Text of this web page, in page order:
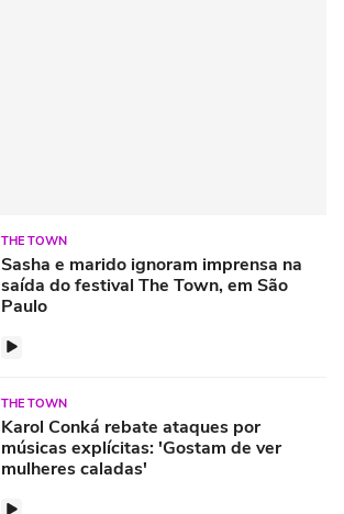
THE TOWN
Sasha e marido ignoram imprensa na
saída do festival The Town, em São
Paulo
THE TOWN
Karol Conká rebate ataques por
músicas explícitas: 'Gostam de ver
mulheres caladas'